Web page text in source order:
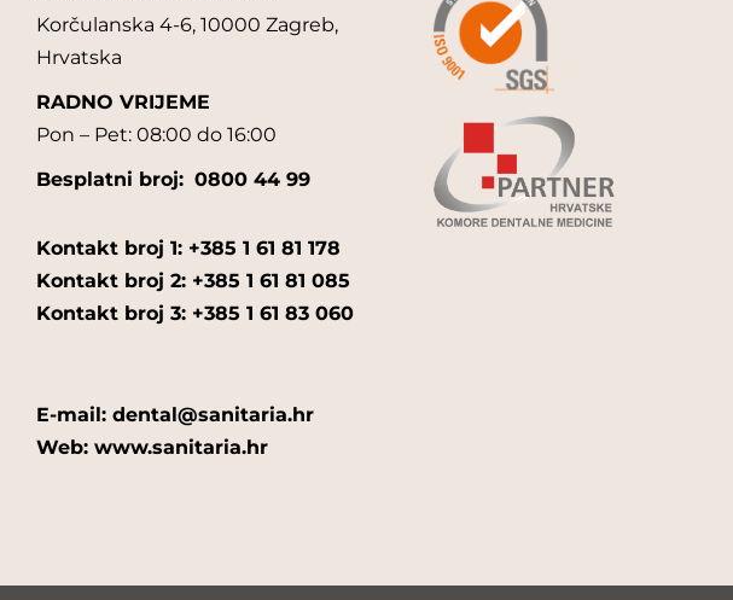
Korčulanska 4-6, 10000 Zagreb,
Hrvatska
RADNO VRIJEME
Pon – Pet: 08:00 do 16:00
Besplatni broj: 0800 44 99
Kontakt broj 1: +385 1 61 81 178
Kontakt broj 2: +385 1 61 81 085
Kontakt broj 3: +385 1 61 83 060
E-mail: dental@sanitaria.hr
Web: www.sanitaria.hr